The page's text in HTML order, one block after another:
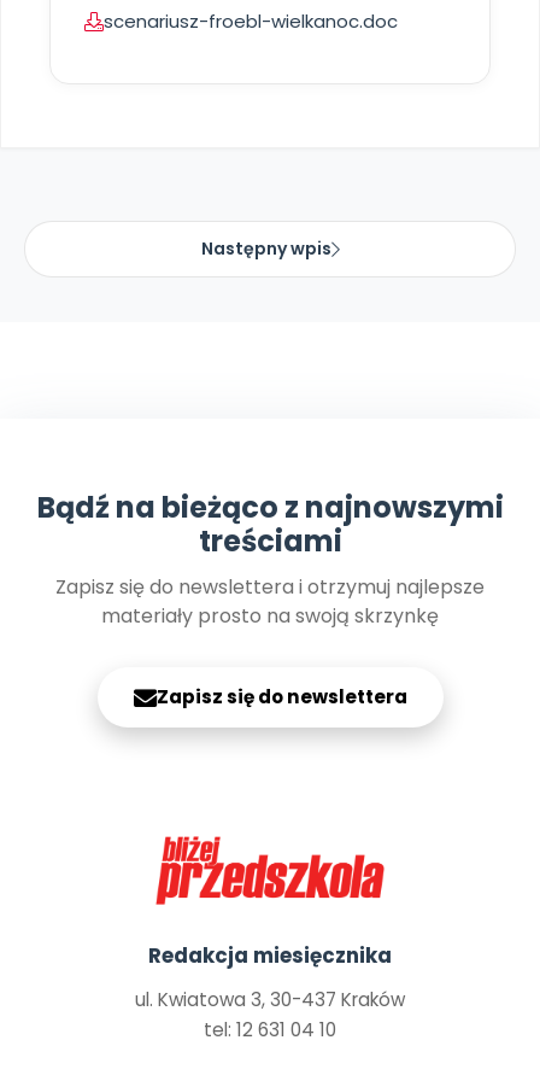
Archiwalne numery
Promocje
scenariusz-froebl-wielkanoc.doc
Następny wpis
Bądź na bieżąco z najnowszymi
treściami
Zapisz się do newslettera i otrzymuj najlepsze
materiały prosto na swoją skrzynkę
Zapisz się do newslettera
Redakcja miesięcznika
ul. Kwiatowa 3, 30-437 Kraków
tel: 12 631 04 10